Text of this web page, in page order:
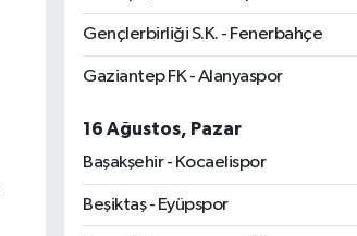
Gençlerbirliği S.K. - Fenerbahçe
Gaziantep FK - Alanyaspor
16 Ağustos, Pazar
Başakşehir - Kocaelispor
Beşiktaş - Eyüpspor